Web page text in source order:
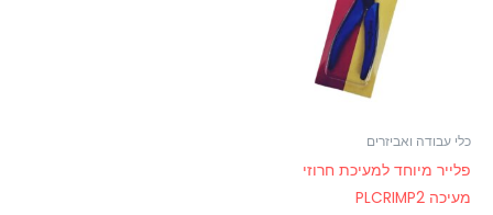
כלי עבודה ואביזרים
פלייר מיוחד למעיכת חרוזי
מעיכה PLCRIMP2